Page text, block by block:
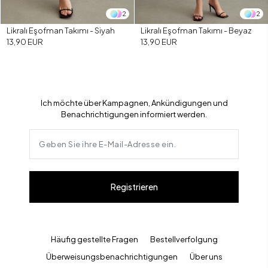
2
Likralı Eşofman Takımı - Siyah
13,90 EUR
2
Likralı Eşofman Takımı - Beyaz
13,90 EUR
Ich möchte über Kampagnen, Ankündigungen und
Benachrichtigungen informiert werden.
Registrieren
Häufig gestellte Fragen
Bestellverfolgung
Überweisungsbenachrichtigungen
Über uns